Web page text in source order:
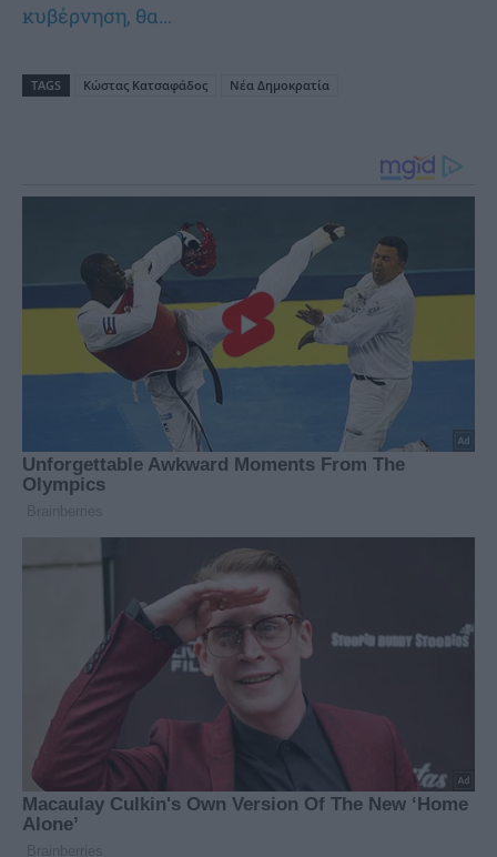
κυβέρνηση, θα...
TAGS Κώστας Κατσαφάδος Νέα Δημοκρατία